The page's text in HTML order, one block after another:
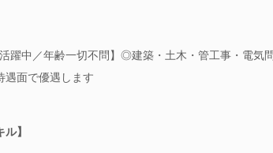
活躍中／年齢一切不問】◎建築・土木・管工事・電気
遇面で優遇します
】